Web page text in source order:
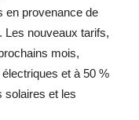
en provenance de
Les nouveaux tarifs,
mois,
et à 50 %
solaires et les